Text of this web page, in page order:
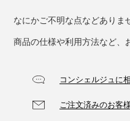
なにかご不明な点などありま
商品の仕様や利用方法など、
コンシェルジュに
ご注文済みのお客